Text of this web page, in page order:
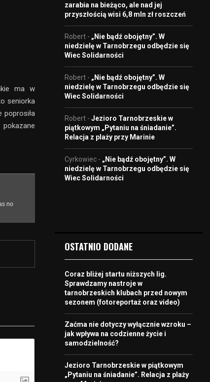
ma w
seniorka
poprosiła
zarabia na bieżąco, ale nad jej
przyszłością wisi 6,8 mln zł roszczeń
Robert - „Nie bądź obojętny”. W
niedzielę w Tarnobrzegu odbędzie się
Wiec Solidarności
Robert - „Nie bądź obojętny”. W
niedzielę w Tarnobrzegu odbędzie się
Wiec Solidarności
Robert - Jezioro Tarnobrzeskie w
piątkowym „Pytaniu na śniadanie”.
Relacja z plaży przy Marinie
Cyrkowiec - „Nie bądź obojętny”. W
niedzielę w Tarnobrzegu odbędzie się
Wiec Solidarności
OSTATNIO DODANE
Coraz bliżej startu niższych lig.
Sprawdzamy nastroje w
tarnobrzeskich klubach przed nowym
sezonem (fotoreportaż oraz video)
Zaćma nie dotyczy wyłącznie wzroku –
jak wpływa na codzienne życie i
samodzielność?
Jezioro Tarnobrzeskie w piątkowym
„Pytaniu na śniadanie”. Relacja z plaży